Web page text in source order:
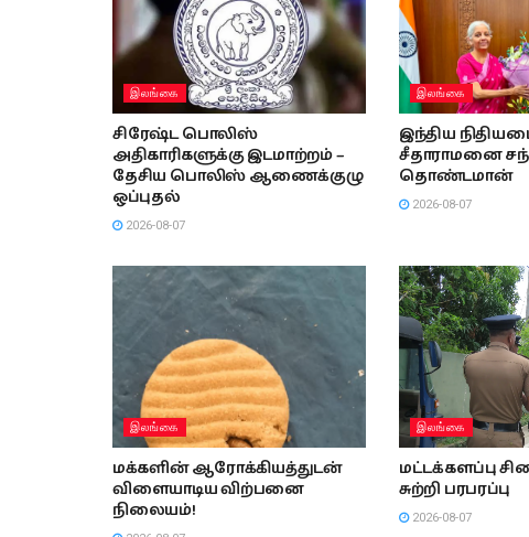
இலங்கை
சிரேஷ்ட பொலிஸ்
அதிகாரிகளுக்கு இடமாற்றம் –
தேசிய பொலிஸ் ஆணைக்குழு
ஒப்புதல்
2026-08-07
இலங்கை
இந்திய
சீதாராமனை
தொண்டமான்
2026-08-07
இலங்கை
மக்களின் ஆரோக்கியத்துடன்
விளையாடிய விற்பனை
நிலையம்!
இலங்கை
மட்டக்களப்பு
சுற்றி பரபரப்பு
2026-08-07